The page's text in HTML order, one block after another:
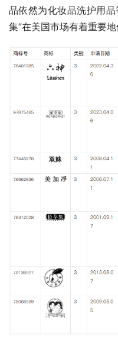
品依然为化妆品洗护用
集”在美国市场有着重要地